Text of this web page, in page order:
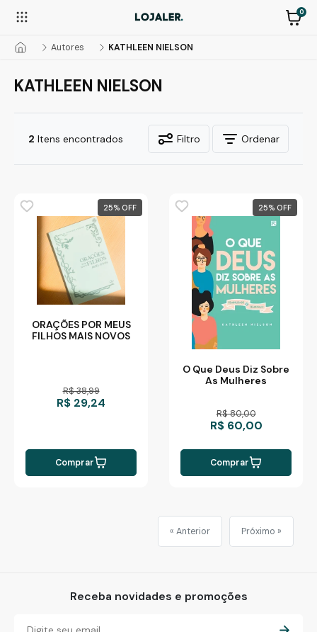
0
Autores KATHLEEN NIELSON
KATHLEEN NIELSON
2 Itens encontrados Filtro Ordenar
25%
ORAÇÕES POR MEUS
FILHOS MAIS NOVOS
R$ 38,99
R$ 29,24
Comprar
25%
O Que Deus Diz Sobre
As Mulheres
R$ 80,00
R$ 60,00
Comprar
« Anterior Próximo »
Receba novidades e promoções